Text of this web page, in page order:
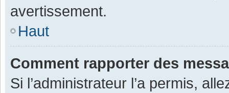
avertissement.
Haut
Comment rapporter des
Si l’administrateur l’a permis,